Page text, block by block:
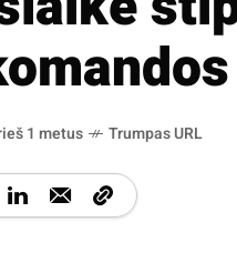
1 metus Trumpas URL